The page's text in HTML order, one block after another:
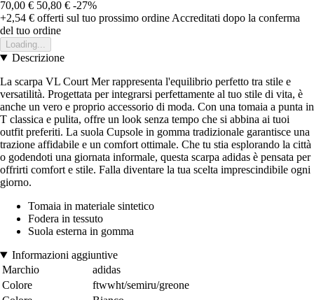
70,00 € 50,80 € -27%
+2,54 € offerti sul tuo prossimo ordine Accreditati dopo la conferma
del tuo ordine
Loading...
Descrizione
La scarpa VL Court Mer rappresenta l'equilibrio perfetto tra stile e
versatilità. Progettata per integrarsi perfettamente al tuo stile di vita, è
anche un vero e proprio accessorio di moda. Con una tomaia a punta in
T classica e pulita, offre un look senza tempo che si abbina ai tuoi
outfit preferiti. La suola Cupsole in gomma tradizionale garantisce una
trazione affidabile e un comfort ottimale. Che tu stia esplorando la città
o godendoti una giornata informale, questa scarpa adidas è pensata per
offrirti comfort e stile. Falla diventare la tua scelta imprescindibile ogni
giorno.
Tomaia in materiale sintetico
Fodera in tessuto
Suola esterna in gomma
Informazioni aggiuntive
Marchio
adidas
Colore
ftwwht/semiru/greone